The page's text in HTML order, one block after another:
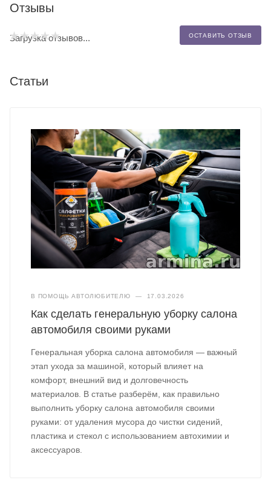
Отзывы
ОСТАВИТЬ ОТЗЫВ
Загрузка отзывов...
Статьи
В ПОМОЩЬ АВТОЛЮБИТЕЛЮ — 17.03.2026
Как сделать генеральную уборку салона
автомобиля своими руками
Генеральная уборка салона автомобиля — важный
этап ухода за машиной, который влияет на
комфорт, внешний вид и долговечность
материалов. В статье разберём, как правильно
выполнить уборку салона автомобиля своими
руками: от удаления мусора до чистки сидений,
пластика и стекол с использованием автохимии и
аксессуаров.